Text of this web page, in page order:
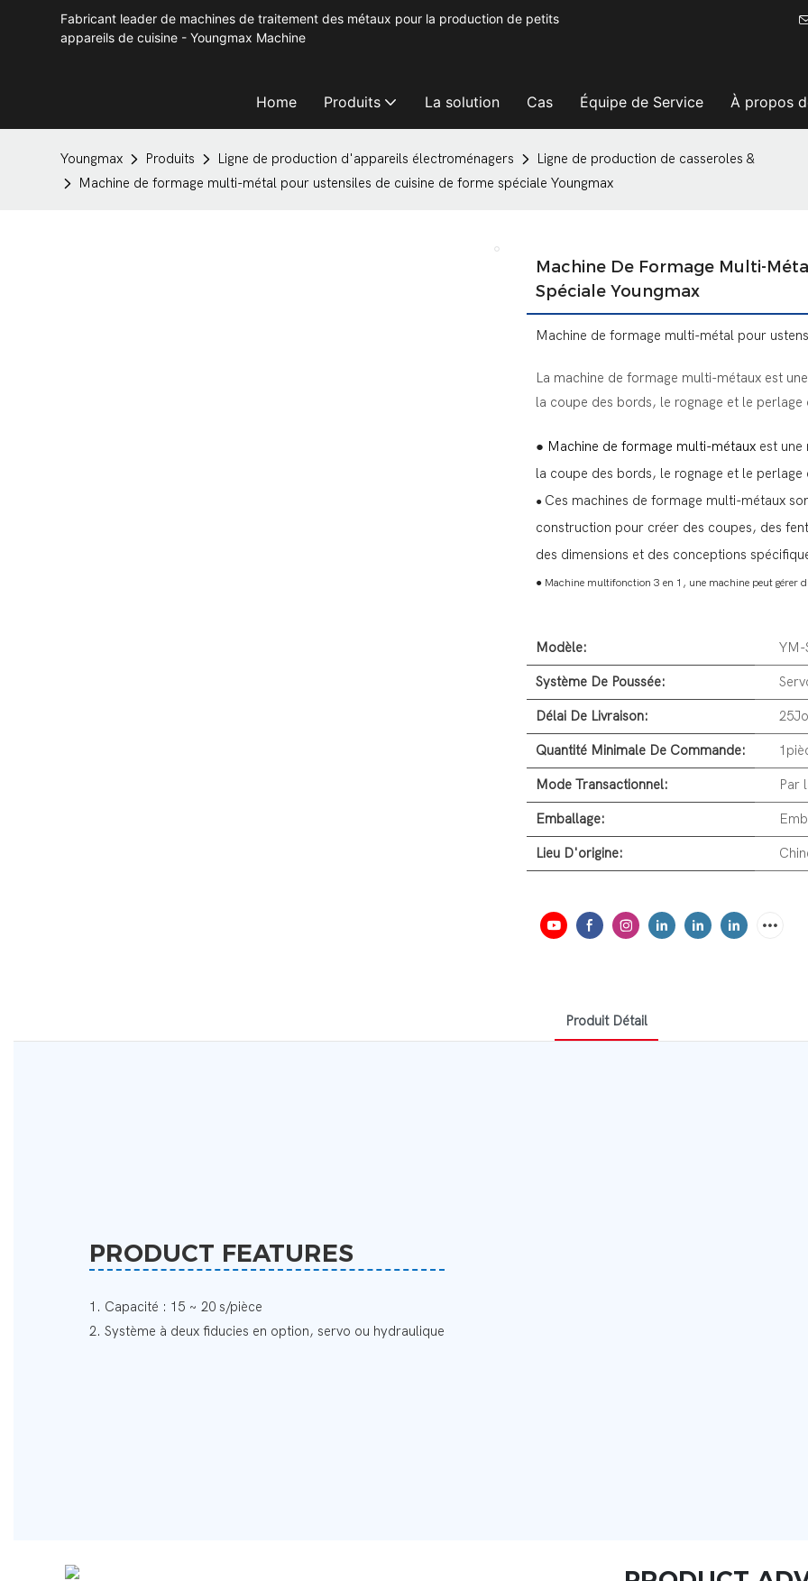
Fabricant leader de machines de traitement des métaux pour la production de petits
appareils de cuisine - Youngmax Machine
Home Produits La solution Cas Équipe de Service À propos
Youngmax Produits Ligne de production d'appareils électroménagers
Ligne de production de casseroles &
Machine de formage multi-métal pour ustensiles de cuisine de forme spéciale Youngmax
Machine De Formage Multi-
Spéciale Youngmax
Machine de formage multi-métal pour
La machine de formage multi-métaux est
la coupe des bords, le rognage et le
● Machine de formage multi-métaux est une
la coupe des bords, le rognage et le
● Ces machines de formage multi-métaux
construction pour créer des coupes, des
des dimensions et des conceptions
● Machine multifonction 3 en 1, une machine peut gérer
Modèle: YM-
Système De Poussée:
Délai De Livraison:
Quantité Minimale De Commande:
Mode Transactionnel: Par
Emballage:
Lieu D'origine:
Produit Détail
PRODUCT FEATURES
1. Capacité : 15 ~ 20 s/pièce
2. Système à deux fiducies en option, servo ou hydraulique